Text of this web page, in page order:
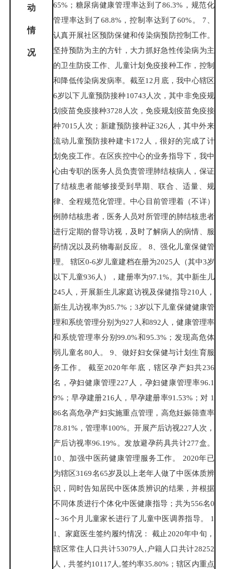
动
情
况
65%；糖尿病健康管理率达到了86.3%，规范化
管理率达到了68.8%，控制率达到了60%。 7、
认真开展社区预防保健和传染病预防控制工作。
坚持预防为主的方针，大力抓好急性传染病为主
的卫生防疫工作、儿童计划免疫接种工作，控制
和降低传染病发病率。截至12月底，我中心辖区
6岁以下儿童预防接种10743人次，其中非免疫规
划疫苗免疫接种3728人次，免疫规划疫苗免疫接
种7015人次；新建预防接种证326人，其中外来
流动儿童预防接种建卡172人，很好的完成了计
划免疫工作。在区疾控中心的业务指导下，我中
心由专职的医务人员负责管理肺结核病人，保证
了结核患者能够接受到早期、联合、适量、规
律、全程规范化管理。中心目前管理着（不详）
例肺结核患者，医务人员对所管理的肺结核患者
进行定期的督导访视，及时了解病人的病情、服
药情况以及药物毒副反应。 8、强化儿童保健管
理。 辖区0-6岁儿童建档在册为2025人（其中3岁
以下儿童936人），建册率为97.1%。其中新生儿
245人，开展新生儿家庭访视及保健指导210人，
新生儿访视率为85.7%；3岁以下儿童保健健康管
理和系统管理分别为927人和892人，健康管理率
和系统管理率分别99.0%和95.3%；发现高危体
弱儿童名80人。 9、做好妇女保健与计划生育服
务工作。 截至2020年年底，辖区孕产妇共236
名，孕妇健康管理227人，孕妇健康管理率96.1
9%；早孕建册216人，早孕建册率91.53%；对 1
86名高危孕产妇实施重点管理，高危妊娠筛查率
78.81%，管理率100%。开展产后访视227人次，
产后访视率96.19%。发放避孕药具共计277盒。
10、加强中医药健康管理服务工作。 2020年已
为辖区3169名65岁及以上老年人做了中医体质辨
识，同时告知居民中医体质辨识的结果，并根据
不同体质进行个体化中医健康指导；共为556名0
～36个月儿童家长进行了儿童中医调养指导。 1
1、家庭医生签约履约情况： 截止2020年中旬，
辖区常住人口共计53079人,户籍人口共计28252
人，共签约10117人,签约率35.80%；辖区内重点